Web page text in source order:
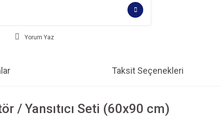
Yorum Yaz
Taksit Seçenekleri
/ Yansıtıcı Seti (60x90 cm)